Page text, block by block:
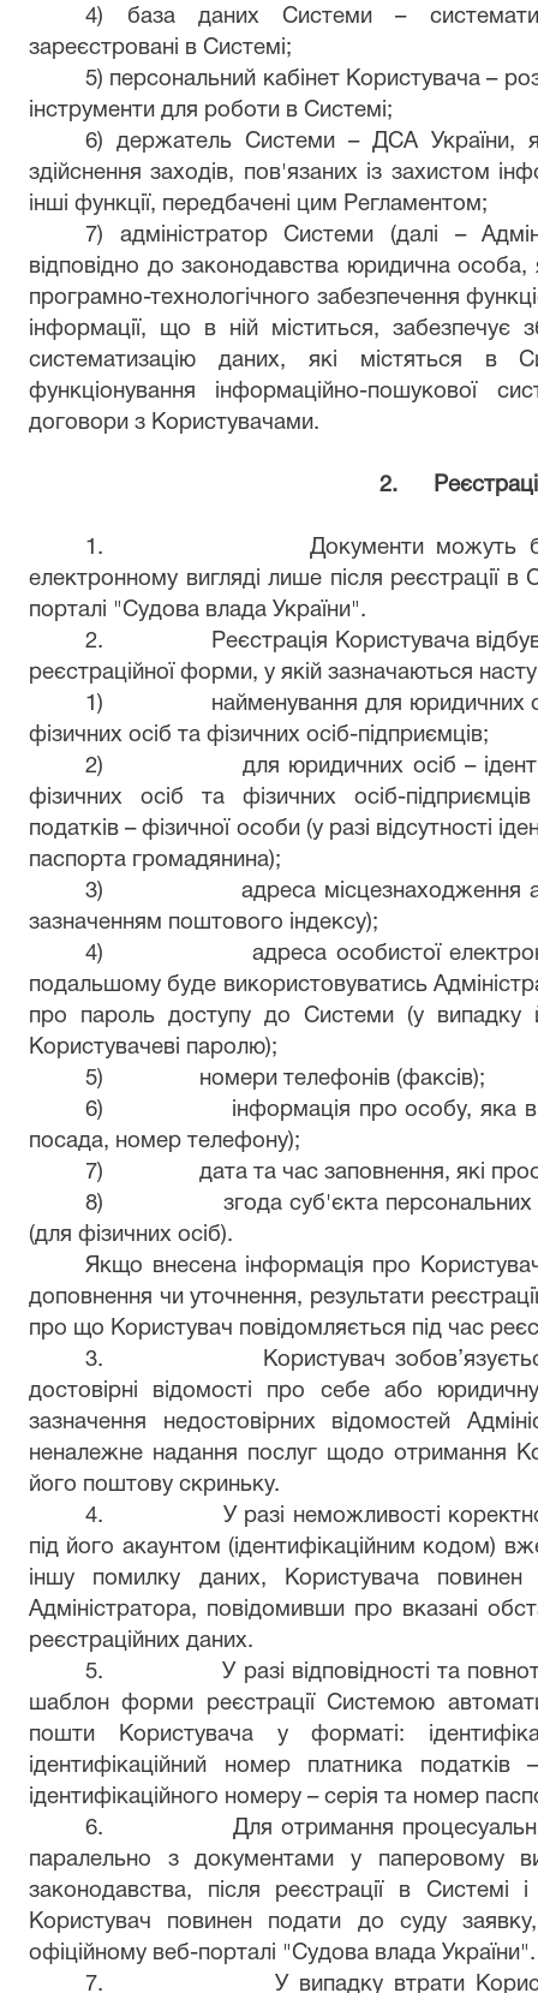
4) база даних Системи –
зареєстровані в Системі;
5) персональний кабінет Користувача –
інструменти для роботи в Системі;
6) держатель Системи – ДСА України,
здійснення заходів, пов'язаних із захистом
інші функції, передбачені цим Регламентом;
7) адміністратор Системи (далі –
відповідно до законодавства юридична особа,
програмно-технологічного забезпечення
інформації, що в ній міститься, забезпечує
систематизацію даних, які містяться в
функціонування інформаційно-пошукової
договори з Користувачами.
2.
1.
Документи можуть
електронному вигляді лише після реєстрації
порталі "Судова влада України".
2.
Реєстрація Користувача
реєстраційної форми, у якій зазначаються
1)
найменування для юридичних
фізичних осіб та фізичних осіб-підприємців;
2)
для юридичних осіб –
фізичних осіб та фізичних осіб-
податків – фізичної особи (у разі відсутності
паспорта громадянина);
3)
адреса місцезнаходження
зазначенням поштового індексу);
4)
адреса особистої
подальшому буде використовуватись
про пароль доступу до Системи (у випадку
Користувачеві паролю);
5)
номери телефонів (факсів);
6)
інформація про особу, яка
посада, номер телефону);
7)
дата та час заповнення, які
8)
згода суб'єкта
(для фізичних осіб).
Якщо внесена інформація про
доповнення чи уточнення, результати
про що Користувач повідомляється під час
3.
Користувач
достовірні відомості про себе або
зазначення недостовірних відомостей
неналежне надання послуг щодо отримання
його поштову скриньку.
4.
У разі неможливості
під його акаунтом (ідентифікаційним кодом)
іншу помилку даних, Користувача
Адміністратора, повідомивши про вказані
реєстраційних даних.
5.
У разі відповідності та
шаблон форми реєстрації Системою
пошти Користувача у форматі:
ідентифікаційний номер платника податків
ідентифікаційного номеру – серія та номер
6.
Для отримання
паралельно з документами у паперовому
законодавства, після реєстрації в Системі
Користувач повинен подати до суду
офіційному веб-порталі "Судова влада України".
7.
У випадку втрати